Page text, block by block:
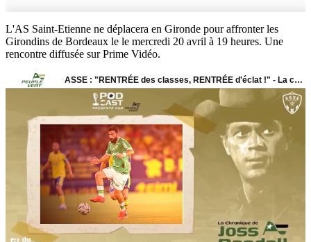
L'AS Saint-Etienne ne déplacera en Gironde pour affronter les
Girondins de Bordeaux le le mercredi 20 avril à 19 heures. Une
rencontre diffusée sur Prime Vidéo.